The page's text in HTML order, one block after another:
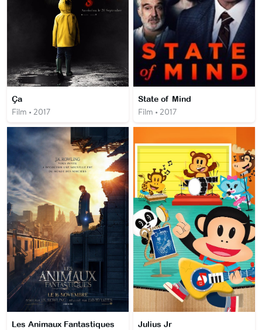
Ça
Film • 2017
State of Mind
Film • 2017
Les Animaux Fantastiques Julius Jr